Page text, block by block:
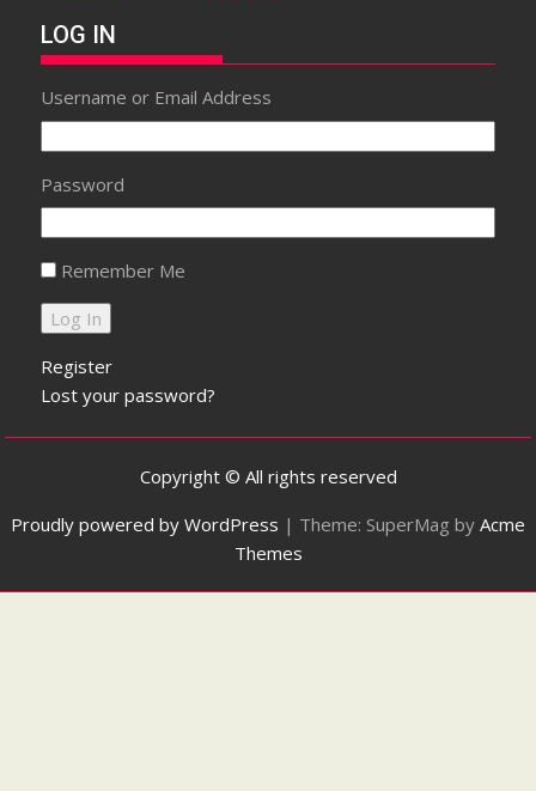
LOG IN
Username or Email Address
Password
Remember Me
Register
Lost your password?
Copyright © All rights reserved
Proudly powered by WordPress | Theme: SuperMag by Acme
Themes